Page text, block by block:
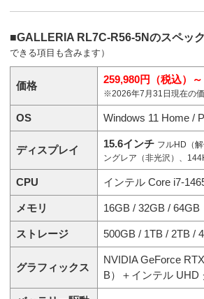
■GALLERIA RL7C-R56-5Nのスペック
できる項目も含みます）
価格
259,980円（税込）～
※2026年7月31日現在の
OS Windows 11 Home /
ディスプレイ
15.6インチ フルHD（
ングレア（非光沢）、
CPU インテル Core i7-
メモリ 16GB / 32GB / 64GB
ストレージ 500GB / 1TB / 2TB /
グラフィックス
NVIDIA GeForce
B）＋インテル UHD